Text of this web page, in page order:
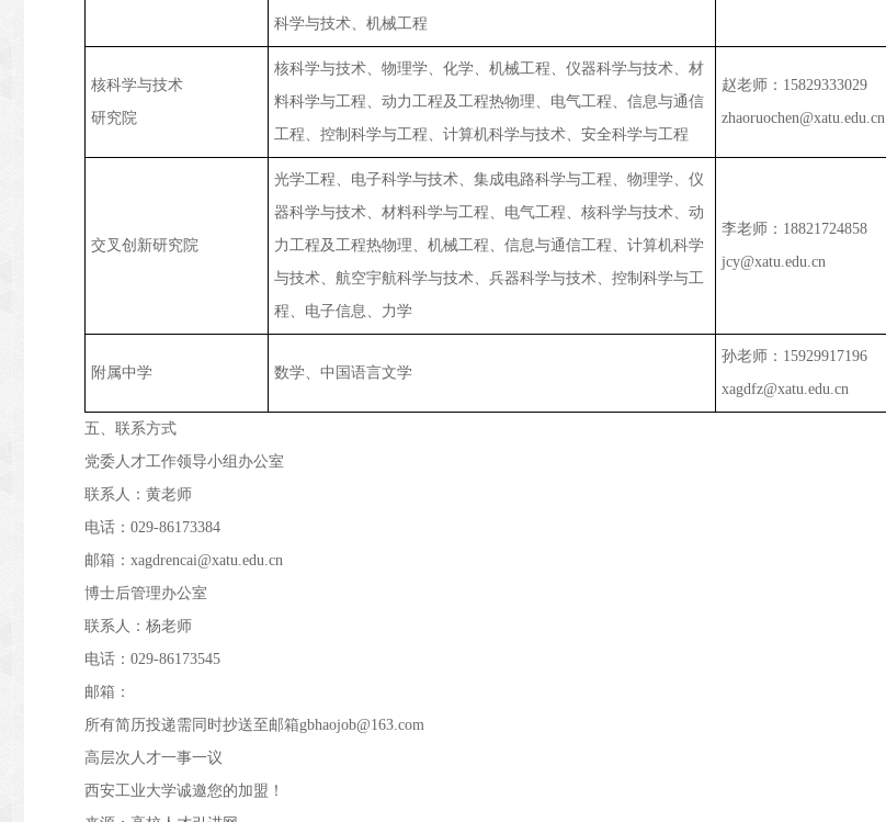
科学与技术、机械工程
核科学与技术
研究院
核科学与技术、物理学、化学、机械工程、仪器科学与技术、材
料科学与工程、动力工程及工程热物理、电气工程、信息与通信
工程、控制科学与工程、计算机科学与技术、安全科学与工程
赵老师： 15829333029
zhaoruochen@xatu.edu.cn
交叉创新研究院
光学工程、电子科学与技术、集成电路科学与工程、物理学、仪
器科学与技术、材料科学与工程、电气工程、核科学与技术、动
力工程及工程热物理、机械工程、信息与通信工程、计算机科学
与技术、航空宇航科学与技术、兵器科学与技术、控制科学与工
程、电子信息、力学
李老师： 18821724858
jcy@xatu.edu.cn
附属中学 数学、中国语言文学
孙老师： 15929917196
xagdfz@xatu.edu.cn
五、联系方式
党委人才工作领导小组办公室
联系人：黄老师
电话： 029-86173384
邮箱： xagdrencai@xatu.edu.cn
博士后管理办公室
联系人：杨老师
电话： 029-86173545
邮箱：
所有简历投递需 同时抄送至邮箱gbhaojob@163.com
高层次人才一事一议
西安工业大学诚邀您的加盟！